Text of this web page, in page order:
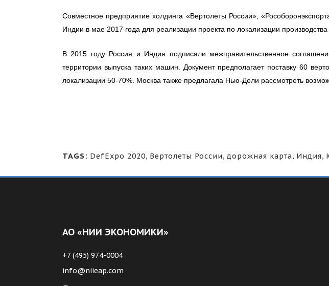
Совместное предприятие холдинга «Вертолеты России»,
Индии в мае 2017 года для реализации проекта по локализации производства
В 2015 году Россия и Индия подписали межправительственное
территории выпуска таких машин. Документ предполагает поставку 60
локализации 50-70%. Москва также предлагала Нью-Дели рассмотреть
TAGS: DefЕxpo 2020, Вертолеты России, дорожная карта, Индия,
АО «НИИ ЭКОНОМИКИ»
+7 (495) 974-0004
info@niieap.com